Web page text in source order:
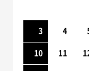
3 4
10 11